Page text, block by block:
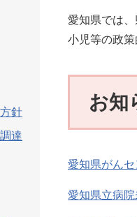
愛知県では
小児等の政
お知
愛知県がん
愛知県立病
針
達